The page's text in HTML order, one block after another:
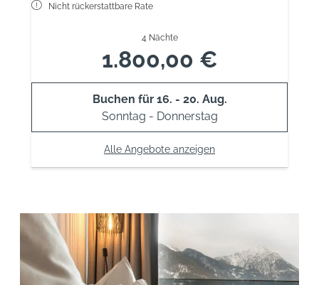
Nicht rückerstattbare Rate
4 Nächte
1.800,00 €
Buchen für 16. - 20. Aug.
Sonntag - Donnerstag
Alle Angebote anzeigen